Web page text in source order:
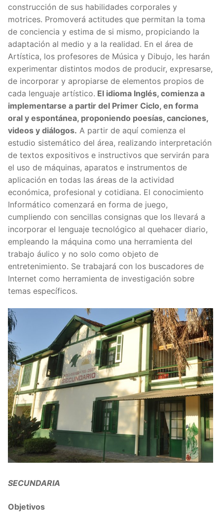
construcción de sus habilidades corporales y
motrices. Promoverá actitudes que permitan la toma
de conciencia y estima de si mismo, propiciando la
adaptación al medio y a la realidad. En el área de
Artística, los profesores de Música y Dibujo, les harán
experimentar distintos modos de producir, expresarse,
de incorporar y apropiarse de elementos propios de
cada lenguaje artístico. El idioma Inglés, comienza a
implementarse a partir del Primer Ciclo, en forma
oral y espontánea, proponiendo poesías, canciones,
videos y diálogos. A partir de aquí comienza el
estudio sistemático del área, realizando interpretación
de textos expositivos e instructivos que servirán para
el uso de máquinas, aparatos e instrumentos de
aplicación en todas las áreas de la actividad
económica, profesional y cotidiana. El conocimiento
Informático comenzará en forma de juego,
cumpliendo con sencillas consignas que los llevará a
incorporar el lenguaje tecnológico al quehacer diario,
empleando la máquina como una herramienta del
trabajo áulico y no solo como objeto de
entretenimiento. Se trabajará con los buscadores de
Internet como herramienta de investigación sobre
temas específicos.
SECUNDARIA
Objetivos